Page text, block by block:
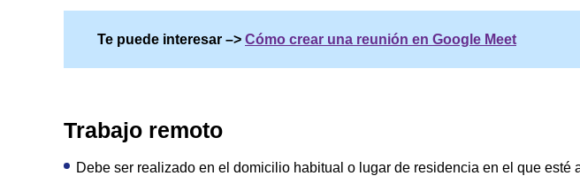
Te puede interesar –> Cómo crear una reunión en Google Meet
Trabajo remoto
Debe ser realizado en el domicilio habitual o lugar de residencia en el que esté